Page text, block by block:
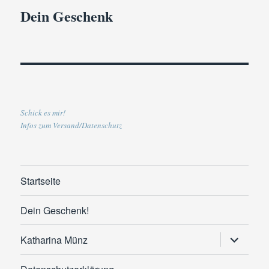
Dein Geschenk
Schick es mir!
Infos zum Versand/Datenschutz
Startseite
Dein Geschenk!
Katharina Münz
anzeigen